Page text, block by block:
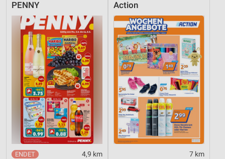
PENNY
4,9 km
Action
7 km